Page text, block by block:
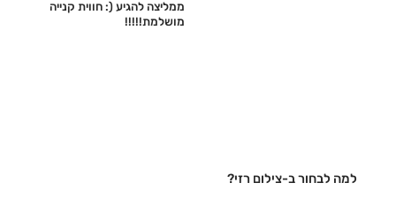
ממליצה להגיע (: חווית קנייה
מושלמת!!!!!‎
למה לבחור ב-צילום רזי?